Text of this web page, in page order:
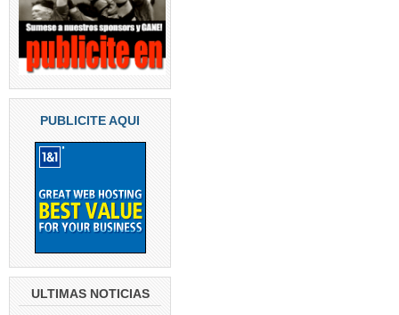
PUBLICITE AQUI
ULTIMAS NOTICIAS